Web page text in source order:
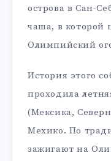
острова в Сан-
чаша, в которой
Олимпийский
История этого
проходила
(Мексика,
Мехико. По
зажигают на